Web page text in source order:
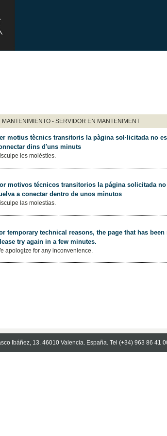
- SERVIDOR EN MANTENIMENT
motius tècnics transitoris la pàgina sol·licitada no
dins d'uns minuts
les molèsties.
motivos técnicos transitorios la página solicitada
a conectar dentro de unos minutos
las molestias.
temporary technical reasons, the page that has
try again in a few minutes.
apologize for any inconvenience.
Ibáñez, 13. 46010 Valencia. España. Tel (+34) 963 86 41